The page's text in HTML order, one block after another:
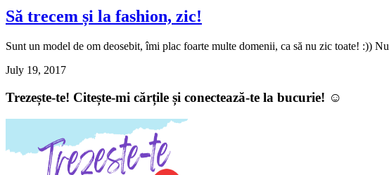
Să trecem și la fashion, zic!
Sunt un model de om deosebit, îmi plac foarte multe domenii, ca să nu zic toate! :))
July 19, 2017
Trezește-te! Citește-mi cărțile și conectează-te la bucurie! ☺️